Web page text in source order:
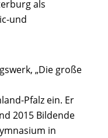
als
und
„Die große
Pfalz ein. Er
2015 Bildende
in